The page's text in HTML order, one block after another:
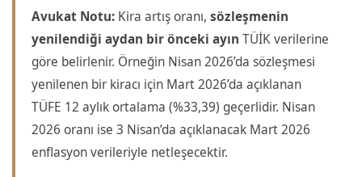
Avukat Notu: Kira artış oranı, sözleşmenin
yenilendiği aydan bir önceki ayın TÜİK verilerine
göre belirlenir. Örneğin Nisan 2026’da sözleşmesi
yenilenen bir kiracı için Mart 2026’da açıklanan
TÜFE 12 aylık ortalama (%33,39) geçerlidir. Nisan
2026 oranı ise 3 Nisan’da açıklanacak Mart 2026
enflasyon verileriyle netleşecektir.